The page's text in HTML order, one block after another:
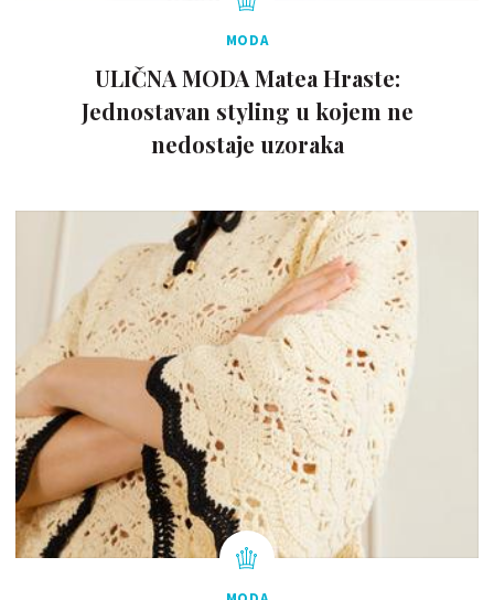
MODA
ULIČNA MODA Matea Hraste:
Jednostavan styling u kojem ne
nedostaje uzoraka